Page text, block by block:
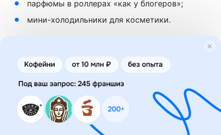
парфюмы в роллерах «как у блогеров»;
мини-холодильники для косметики.
Высокий эмоциональный отклик — товар
покупают «на чувствах»
Отлично продаётся через соцсети — почти
без классической рекламы
Идеально ложится в магазин на соцсетях, в
Telegram или для продажи на маркетплейсах